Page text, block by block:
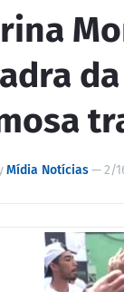
Mídia Notícias—2/